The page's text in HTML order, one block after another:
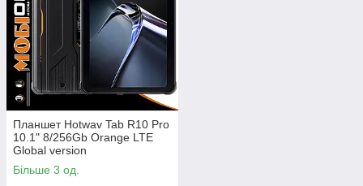
Планшет Hotwav Tab R10 Pro
10.1" 8/256Gb Orange LTE
Global version
Більше 3 од.